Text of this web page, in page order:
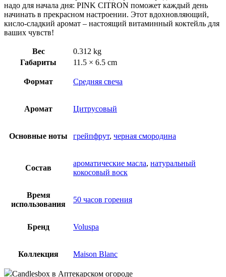
надо для начала дня: PINK CITRON поможет каждый день
начинать в прекрасном настроении. Этот вдохновляющий,
кисло-сладкий аромат – настоящий витаминный коктейль для
ваших чувств!
Вес
0.312 kg
Габариты
11.5 × 6.5 cm
Формат Средняя свеча
Аромат Цитрусовый
Основные ноты грейпфрут, черная смородина
Состав
ароматические масла, натуральный
кокосовый воск
Время
использования
50 часов горения
Бренд Voluspa
Коллекция Maison Blanc
Candlesbox в Аптекарском огороде